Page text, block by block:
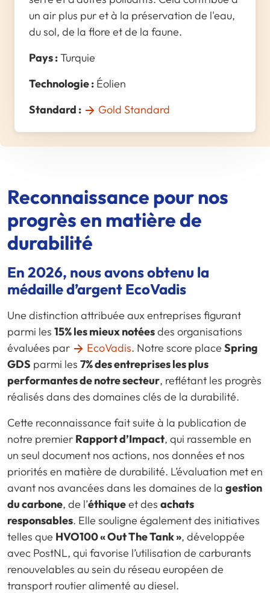
un air plus pur et à la préservation de l'eau,
du sol, de la flore et de la faune.
Pays :Turquie
Technologie : Éolien
Standard :
Gold Standard
Reconnaissance pour nos
progrès en matière de
durabilité
En 2026, nous avons obtenu la
médaille d’argent EcoVadis
Une distinction attribuée aux entreprises figurant
parmi les 15% les mieux notéesdes organisations
évaluées par
EcoVadis. Notre score place Spring
GDS parmi les 7% des entreprises les plus
performantes de notre secteur, reflétant les progrès
réalisés dans des domaines clés de la durabilité.
Cette reconnaissance fait suite à la publication de
notre premier Rapport d’Impact, qui rassemble en
un seul document nos actions, nos données et nos
priorités en matière de durabilité. L’évaluation met en
avant nos avancées dans les domaines de la gestion
du carbone, de l’éthiqueet des achats
responsables. Elle souligne également des initiatives
telles que HVO100 « Out The Tank », développée
avec PostNL, qui favorise l’utilisation de carburants
renouvelables au sein du réseau européen de
transport routier alimenté au diesel.